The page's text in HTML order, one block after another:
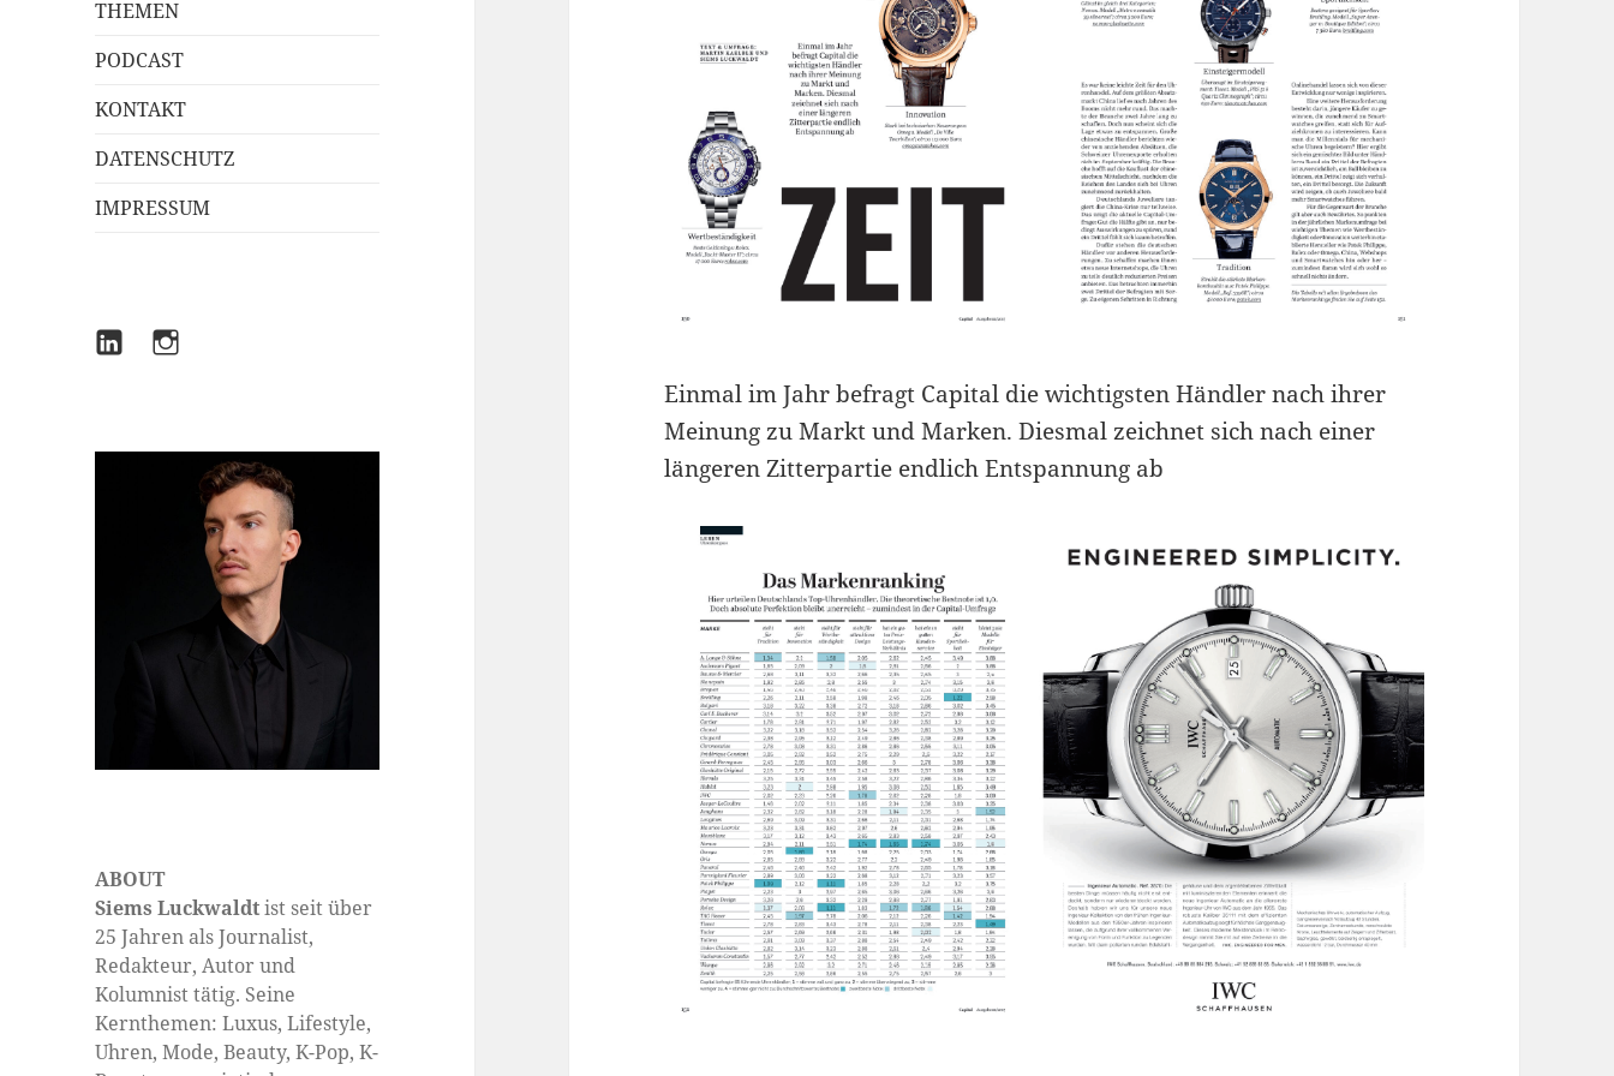
THEMEN
PODCAST
KONTAKT
DATENSCHUTZ
IMPRESSUM
LINKEDININSTAGRAM
ABOUT
Siems Luckwaldtist seit über
25 Jahren als Journalist,
Redakteur, Autor und
Kolumnist tätig. Seine
Kernthemen: Luxus, Lifestyle,
Uhren, Mode, Beauty, K-Pop, K-
Einmal im Jahr befragt Capital die wichtigsten Händler nach ihrer
Meinung zu Markt und Marken. Diesmal zeichnet sich nach einer
längeren Zitterpartie endlich Entspannung ab